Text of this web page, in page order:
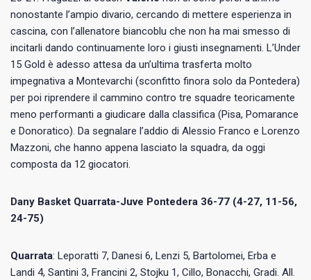
nonostante l’ampio divario, cercando di mettere esperienza in
cascina, con l’allenatore biancoblu che non ha mai smesso di
incitarli dando continuamente loro i giusti insegnamenti. L’Under
15 Gold è adesso attesa da un’ultima trasferta molto
impegnativa a Montevarchi (sconfitto finora solo da Pontedera)
per poi riprendere il cammino contro tre squadre teoricamente
meno performanti a giudicare dalla classifica (Pisa, Pomarance
e Donoratico). Da segnalare l’addio di Alessio Franco e Lorenzo
Mazzoni, che hanno appena lasciato la squadra, da oggi
composta da 12 giocatori.
Dany Basket Quarrata-Juve Pontedera 36-77 (4-27, 11-56,
24-75)
Quarrata: Leporatti 7, Danesi 6, Lenzi 5, Bartolomei, Erba e
Landi 4, Santini 3, Francini 2, Stojku 1, Cillo, Bonacchi, Gradi. All.